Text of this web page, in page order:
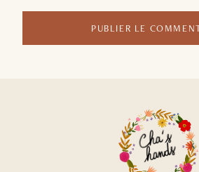
PUBLIER LE